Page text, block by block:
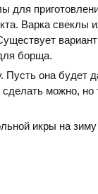
для
Варка свеклы
борща.
она будет
можно, но
икры на